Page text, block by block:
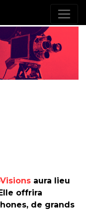
aura lieu
offrira
de grands